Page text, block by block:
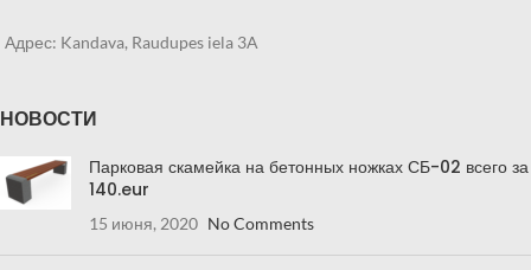
Адрес: Kandava, Raudupes iela 3A
НОВОСТИ
Парковая скамейка на бетонных ножках СБ-02 всего за
140.eur
15 июня, 2020 No Comments